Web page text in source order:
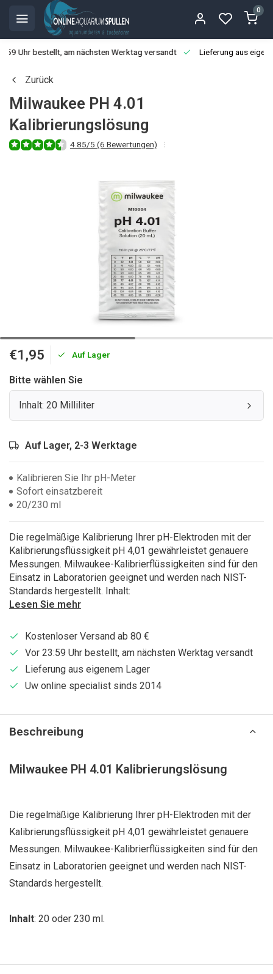
0
Uhr bestellt, am nächsten Werktag versandt Lieferung aus
Zurück
Milwaukee PH 4.01
Kalibrierungslösung
4.85/5 (6 Bewertungen)
€1,95 Auf Lager
Bitte wählen Sie
Inhalt: 20 Milliliter
Auf Lager, 2-3 Werktage
Kalibrieren Sie Ihr pH-Meter
Sofort einsatzbereit
20/230 ml
Die regelmäßige Kalibrierung Ihrer pH-Elektroden mit der
Kalibrierungsflüssigkeit pH 4,01 gewährleistet genauere
Messungen. Milwaukee-Kalibrierflüssigkeiten sind für den
Einsatz in Laboratorien geeignet und werden nach NIST-
Standards hergestellt. Inhalt:
Lesen Sie mehr
Kostenloser Versand ab 80 €
Vor 23:59 Uhr bestellt, am nächsten Werktag versandt
Lieferung aus eigenem Lager
Uw online specialist sinds 2014
Beschreibung
Milwaukee PH 4.01 Kalibrierungslösung
Die regelmäßige Kalibrierung Ihrer pH-Elektroden mit der
Kalibrierungsflüssigkeit pH 4,01 gewährleistet genauere
Messungen. Milwaukee-Kalibrierflüssigkeiten sind für den
Einsatz in Laboratorien geeignet und werden nach NIST-
Standards hergestellt.
Inhalt: 20 oder 230 ml.